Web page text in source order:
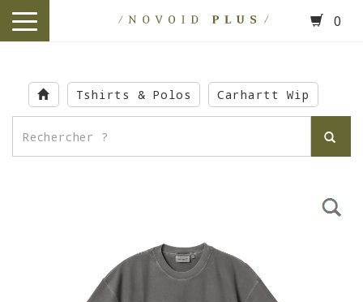
main
content
toggle
0
Tshirts & Polos Carhartt Wip